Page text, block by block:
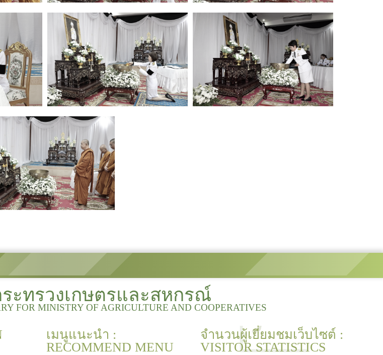
ะทรวงเกษตรและสหกรณ์
FOR MINISTRY OF AGRICULTURE AND COOPERATIVES
เมนูแนะนำ :
RECOMMEND MENU
จำนวนผู้เยี่ยมชมเว็บไซต์ :
VISITOR STATISTICS